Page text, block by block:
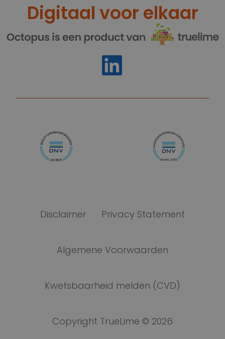
Digitaal voor elkaar
Disclaimer Privacy Statement
Algemene Voorwaarden
Kwetsbaarheid melden (CVD)
Copyright TrueLime © 2026